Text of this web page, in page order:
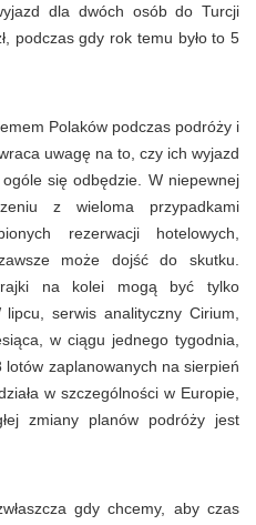
dla dwóch osób do Turcji
podczas gdy rok temu było to 5
Polaków podczas podróży i
uwagę na to, czy ich wyjazd
się odbędzie. W niepewnej
z wieloma przypadkami
rezerwacji hotelowych,
może dojść do skutku.
na kolei mogą być tylko
lipcu, serwis analityczny Cirium,
w ciągu jednego tygodnia,
lotów zaplanowanych na sierpień
w szczególności w Europie,
zmiany planów podróży jest
gdy chcemy, aby czas